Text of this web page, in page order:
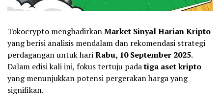
Tokocrypto menghadirkanMarket Sinyal Harian Kripto
yang berisi analisis mendalam dan rekomendasi strategi
perdagangan untuk hariRabu, 10 September 2025.
Dalam edisi kali ini, fokus tertuju padatiga aset kripto
yang menunjukkan potensi pergerakan harga yang
signifikan.